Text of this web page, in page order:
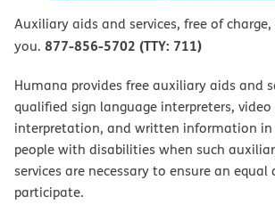
Auxiliary aids and services, free of
you. 877-856-5702 (TTY: 711)
Humana provides free auxiliary aids and
qualified sign language interpreters,
interpretation, and written information
people with disabilities when such
services are necessary to ensure an
participate.